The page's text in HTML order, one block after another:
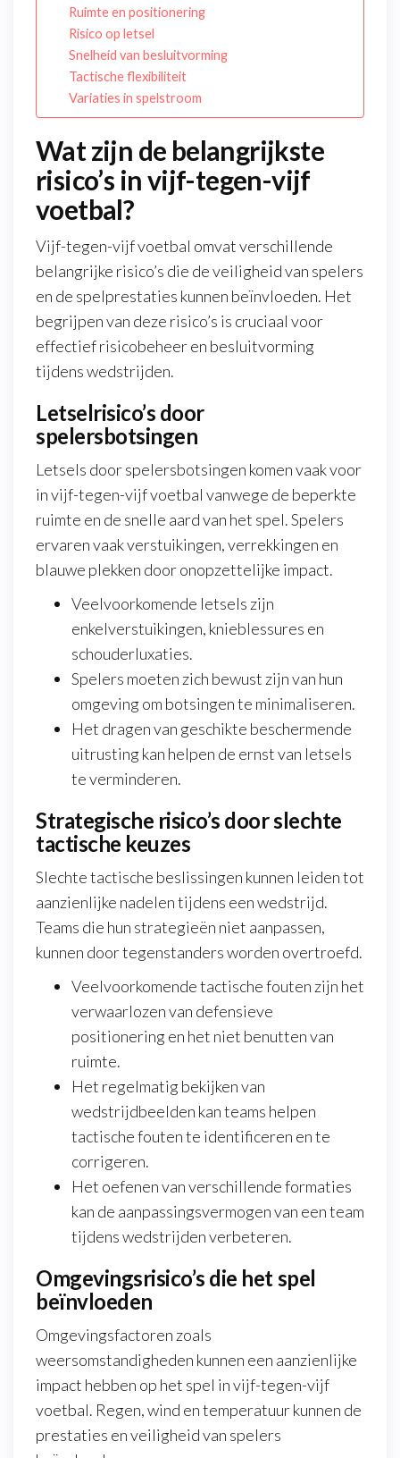
Ruimte en positionering
Risico op letsel
Snelheid van besluitvorming
Tactische flexibiliteit
Variaties in spelstroom
Wat zijn de belangrijkste
risico’s in vijf-tegen-vijf
voetbal?
Vijf-tegen-vijf voetbal omvat verschillende
belangrijke risico’s die de veiligheid van spelers
en de spelprestaties kunnen beïnvloeden. Het
begrijpen van deze risico’s is cruciaal voor
effectief risicobeheer en besluitvorming
tijdens wedstrijden.
Letselrisico’s door
spelersbotsingen
Letsels door spelersbotsingen komen vaak voor
in vijf-tegen-vijf voetbal vanwege de beperkte
ruimte en de snelle aard van het spel. Spelers
ervaren vaak verstuikingen, verrekkingen en
blauwe plekken door onopzettelijke impact.
Veelvoorkomende letsels zijn
enkelverstuikingen, knieblessures en
schouderluxaties.
Spelers moeten zich bewust zijn van hun
omgeving om botsingen te minimaliseren.
Het dragen van geschikte beschermende
uitrusting kan helpen de ernst van letsels
te verminderen.
Strategische risico’s door slechte
tactische keuzes
Slechte tactische beslissingen kunnen leiden tot
aanzienlijke nadelen tijdens een wedstrijd.
Teams die hun strategieën niet aanpassen,
kunnen door tegenstanders worden overtroefd.
Veelvoorkomende tactische fouten zijn het
verwaarlozen van defensieve
positionering en het niet benutten van
ruimte.
Het regelmatig bekijken van
wedstrijdbeelden kan teams helpen
tactische fouten te identificeren en te
corrigeren.
Het oefenen van verschillende formaties
kan de aanpassingsvermogen van een team
tijdens wedstrijden verbeteren.
Omgevingsrisico’s die het spel
beïnvloeden
Omgevingsfactoren zoals
weersomstandigheden kunnen een aanzienlijke
impact hebben op het spel in vijf-tegen-vijf
voetbal. Regen, wind en temperatuur kunnen de
prestaties en veiligheid van spelers